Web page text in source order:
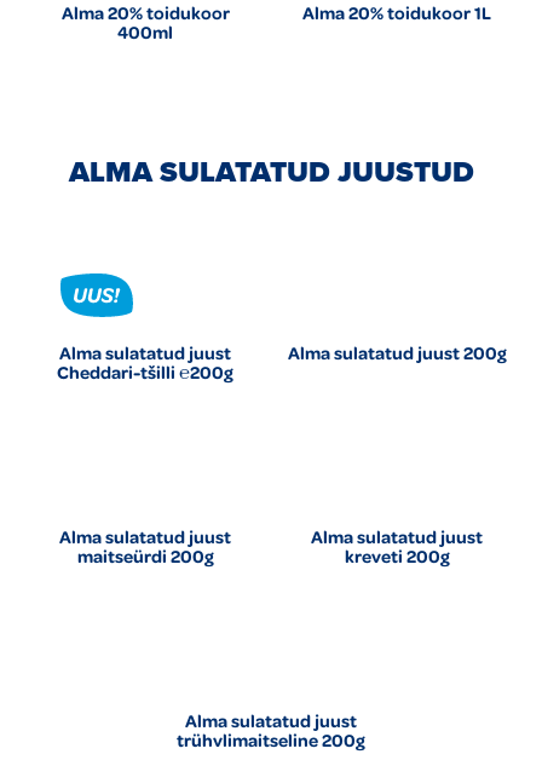
Alma 20% toidukoor
400ml
Alma 20% toidukoor 1L
ALMA SULATATUD JUUSTUD
Alma sulatatud juust
Cheddari-tšilli ℮200g
Alma sulatatud juust 200g
Alma sulatatud juust
maitseürdi 200g
Alma sulatatud juust
kreveti 200g
Alma sulatatud juust
trühvlimaitseline 200g